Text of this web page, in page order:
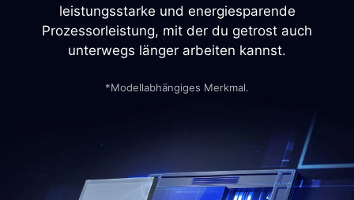
leistungsstarke und energiesparende
Prozessorleistung, mit der du getrost auch
unterwegs länger arbeiten kannst.
*Modellabhängiges Merkmal.